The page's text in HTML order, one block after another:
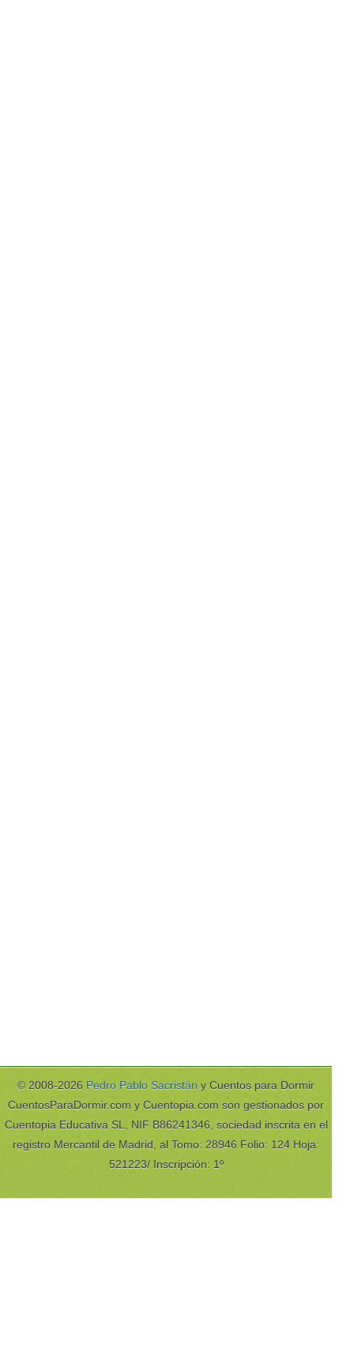
© 2008-2026 Pedro Pablo Sacristán y Cuentos para Dormir
CuentosParaDormir.com y Cuentopia.com son gestionados por
Cuentopia Educativa SL, NIF B86241346, sociedad inscrita en el
registro Mercantil de Madrid, al Tomo: 28946 Folio: 124 Hoja:
521223/ Inscripción: 1º